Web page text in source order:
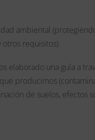
ambiental
requisitos).
elaborado una guía a
producimos
de suelos, efectos